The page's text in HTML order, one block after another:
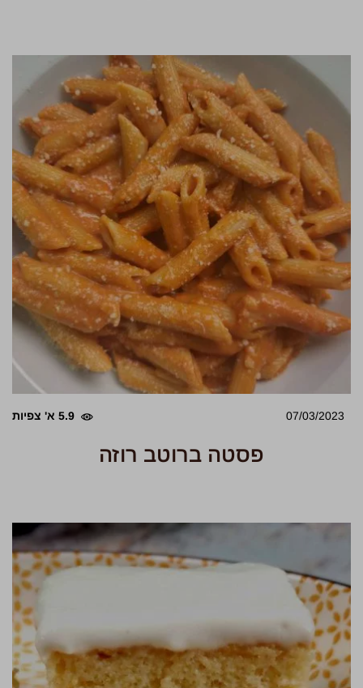
07/03/2023 5.9 א' צפיות
פסטה ברוטב רוזה